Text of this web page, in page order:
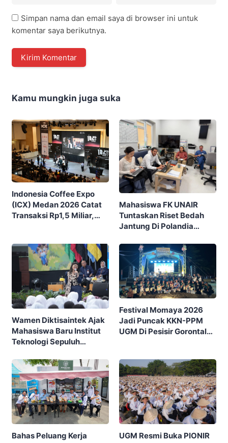
Simpan nama dan email saya di browser ini untuk
komentar saya berikutnya.
Kamu mungkin juga suka
Indonesia Coffee Expo
(ICX) Medan 2026 Catat
Transaksi Rp1,5 Miliar,
Mahasiswa FK UNAIR
Tuntaskan Riset Bedah
Jantung Di Polandia
SCORE
Wamen Diktisaintek Ajak
Mahasiswa Baru Institut
Teknologi Sepuluh
Kritis Hadapi Euforia AI
Festival Momaya 2026
Jadi Puncak KKN-PPM
UGM Di Pesisir Gorontalo,
Bahas Peluang Kerja
UGM Resmi Buka PIONIR